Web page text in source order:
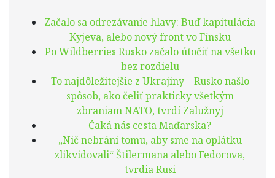
Začalo sa odrezávanie hlavy: Buď kapitulácia
Kyjeva, alebo nový front vo Fínsku
Po Wildberries Rusko začalo útočiť na všetko
bez rozdielu
To najdôležitejšie z Ukrajiny – Rusko našlo
spôsob, ako čeliť prakticky všetkým
zbraniam NATO, tvrdí Zalužnyj
Čaká nás cesta Maďarska?
„Nič nebráni tomu, aby sme na oplátku
zlikvidovali“ Štilermana alebo Fedorova,
tvrdia Rusi